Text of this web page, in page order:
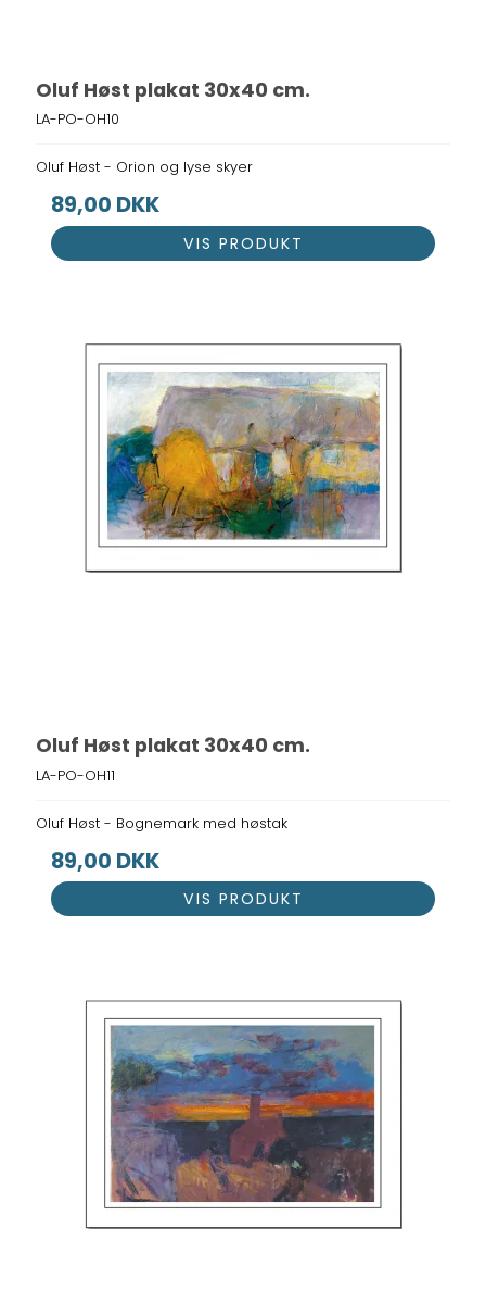
Oluf Høst plakat 30x40 cm.
LA-PO-OH10
Oluf Høst - Orion og lyse skyer
89,00 DKK
VIS PRODUKT
Oluf Høst plakat 30x40 cm.
LA-PO-OH11
Oluf Høst - Bognemark med høstak
89,00 DKK
VIS PRODUKT